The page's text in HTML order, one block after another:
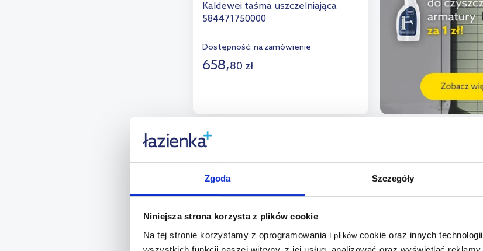
Zgoda Szczegóły
Niniejsza strona korzysta z plików cookie
Na tej stronie korzystamy z oprogramowania i plikówcookie oraz innych technologii
Kaldewei taśma uszczelniająca
584471750000
Dostępność: na zamówienie
658,80 zł
Dodaj do porównania